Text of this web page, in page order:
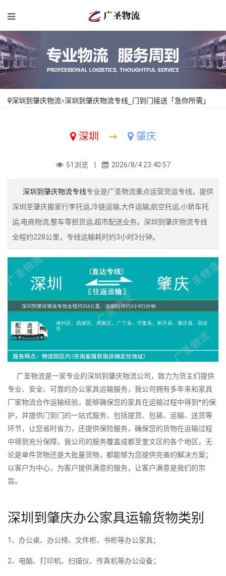
深圳到肇庆物流»深圳到肇庆物流专线_门到门接送「急你所需」
深圳 ➙ 肇庆
51浏览 | 2026/8/4 23:40:57
深圳到肇庆物流专线专业是广圣物流重点运营货运专线，提供
深圳至肇庆搬家行李托运,冷链运输,大件运输,航空托运,小轿车托
运,电商物流,整车零担货运,超市配送业务。深圳到肇庆物流专线
全程约228公里，专线运输耗时约3小时3分钟。
广圣物流是一家专业的深圳到肇庆物流公司，致力为货主们提供
专业、安全、可靠的办公家具运输服务，我公司拥有多年来和家具
厂家物流合作运输经验，能够确保您的家具在运输过程中得到*的保
护，并提供门到门的一站式服务，包括提货、包装、运输、送货等
环节，让您省时省力，还提供保险服务，确保您的货物在运输过程
中得到充分保障，我公司的服务覆盖成都至奎文区的各个地区，无
论是单件货物还是大批量货物，都能够为您提供完善的解决方案；
以客户为中心，为客户提供满意的服务，让客户满意是我们的宗
旨。
深圳到肇庆办公家具运输货物类别
1、办公桌、办公椅、文件柜、书柜等办公家具；
2、电脑、打印机、扫描仪、传真机等办公设备；